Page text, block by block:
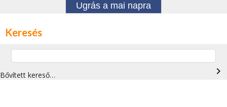
Ugrás a mai napra
Keresés
Bővített kereső… navigate_next